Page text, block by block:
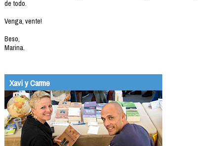
de todo.
Venga, vente!
Beso,
Marina.
Xavi y Carme